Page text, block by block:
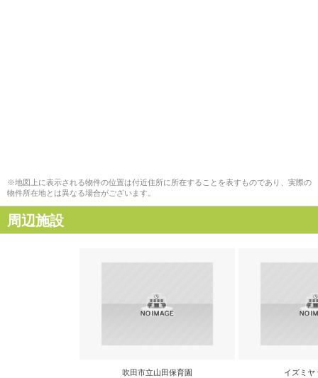
※地図上に表示される物件の位置は付近住所に所在することを表すものであり、実際の
物件所在地とは異なる場合がございます。
周辺施設
吹田市立山田保育園 イズミヤ